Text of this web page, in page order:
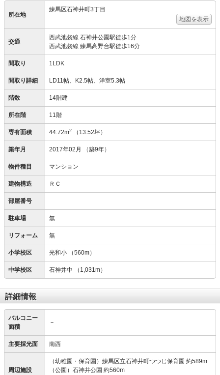
所在地
練馬区石神井町3丁目
地図を表示
交通
西武池袋線 石神井公園駅徒歩1分
西武池袋線 練馬高野台駅徒歩16分
間取り 1LDK
間取り詳細 LD11帖、K2.5帖、洋室5.3帖
階数 14階建
所在階 11階
専有面積 44.72m2 （13.52坪）
築年月 2017年02月 （築9年）
物件種目 マンション
建物構造 ＲＣ
部屋番号
駐車場 無
リフォーム 無
小学校区 光和小 （560m）
中学校区 石神井中 （1,031m）
詳細情報
バルコニー
面積
－
主要採光面 南西
周辺施設
（幼稚園・保育園）練馬区立石神井町つつじ保育園 約589m
（公園）石神井公園 約560m